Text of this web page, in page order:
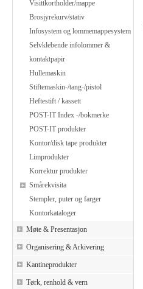
Visittkortholder/mappe
Brosjyrekurv/stativ
Infosystem og lommemappesystem
Selvklebende infolommer &
kontaktpapir
Hullemaskin
Stiftemaskin-/tang-/pistol
Heftestift / kassett
POST-IT Index -/bokmerke
POST-IT produkter
Kontor/disk tape produkter
Limprodukter
Korrektur produkter
Smårekvisita
Stempler, puter og farger
Kontorkataloger
Møte & Presentasjon
Organisering & Arkivering
Kantineprodukter
Tørk, renhold & vern